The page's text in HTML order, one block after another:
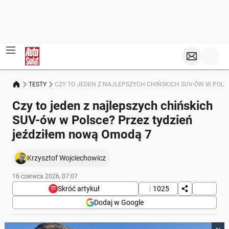
TESTY CZY TO JEDEN Z NAJLEPSZYCH CHIŃSKICH SUV-ÓW W
Czy to jeden z najlepszych chińskich
SUV-ów w Polsce? Przez tydzień
jeździłem nową Omodą 7
Krzysztof Wojciechowicz
16 czerwca 2026, 07:07
Skróć artykuł
1025
Dodaj w Google